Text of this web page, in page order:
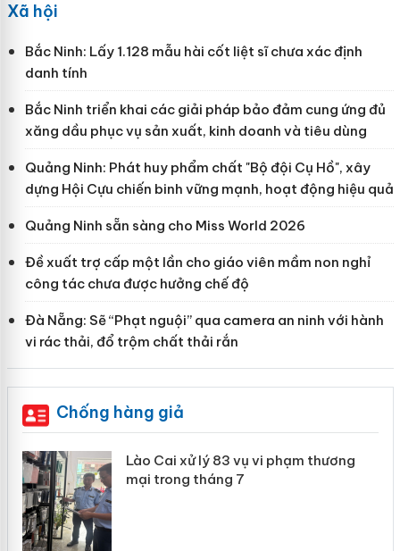
Xã hội
Bắc Ninh: Lấy 1.128 mẫu hài cốt liệt sĩ chưa xác định
danh tính
Bắc Ninh triển khai các giải pháp bảo đảm cung ứng đủ
xăng dầu phục vụ sản xuất, kinh doanh và tiêu dùng
Quảng Ninh: Phát huy phẩm chất "Bộ đội Cụ Hồ", xây
dựng Hội Cựu chiến binh vững mạnh, hoạt động hiệu quả
Quảng Ninh sẵn sàng cho Miss World 2026
Đề xuất trợ cấp một lần cho giáo viên mầm non nghỉ
công tác chưa được hưởng chế độ
Đà Nẵng: Sẽ “Phạt nguội” qua camera an ninh với hành
vi rác thải, đổ trộm chất thải rắn
Chống hàng giả
Lào Cai xử lý 83 vụ vi phạm thương
mại trong tháng 7